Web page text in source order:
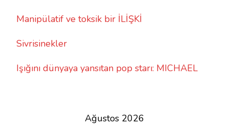
Manipülatif ve toksik bir İLİŞKİ
Sivrisinekler
Işığını dünyaya yansıtan pop starı: MICHAEL
Ağustos 2026